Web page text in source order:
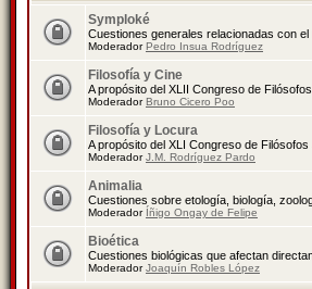
Symploké
Cuestiones generales relacionadas con el
ModeradorPedro Insua Rodríguez
Filosofía y Cine
A propósito del XLII Congreso de
ModeradorBruno Cicero Poo
Filosofía y Locura
A propósito del XLI Congreso de
ModeradorJ.M. Rodríguez Pardo
Animalia
Cuestiones sobre etología, biología,
Moderador Íñigo Ongay de Felipe
Bioética
Cuestiones biológicas que afectan
ModeradorJoaquín Robles López